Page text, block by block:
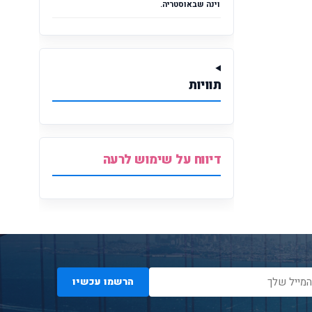
וינה שבאוסטריה.
תוויות
דיווח על שימוש לרעה
הרשמו עכשיו